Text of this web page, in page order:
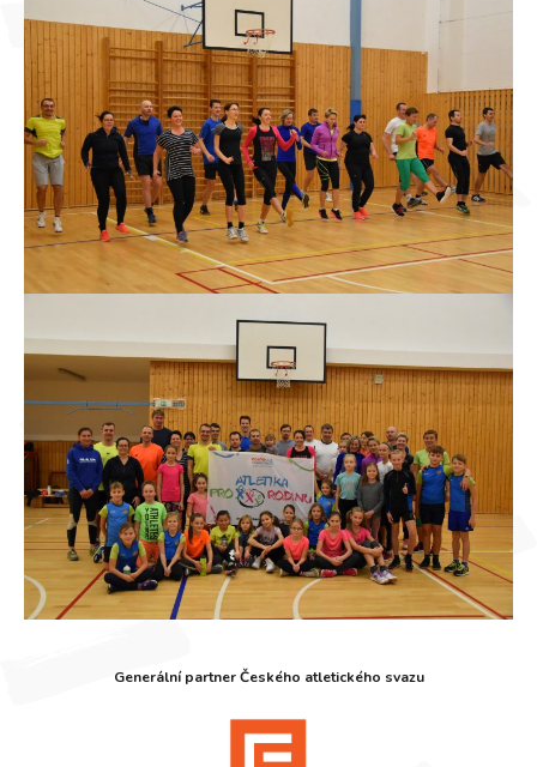
Generální partner Českého atletického svazu